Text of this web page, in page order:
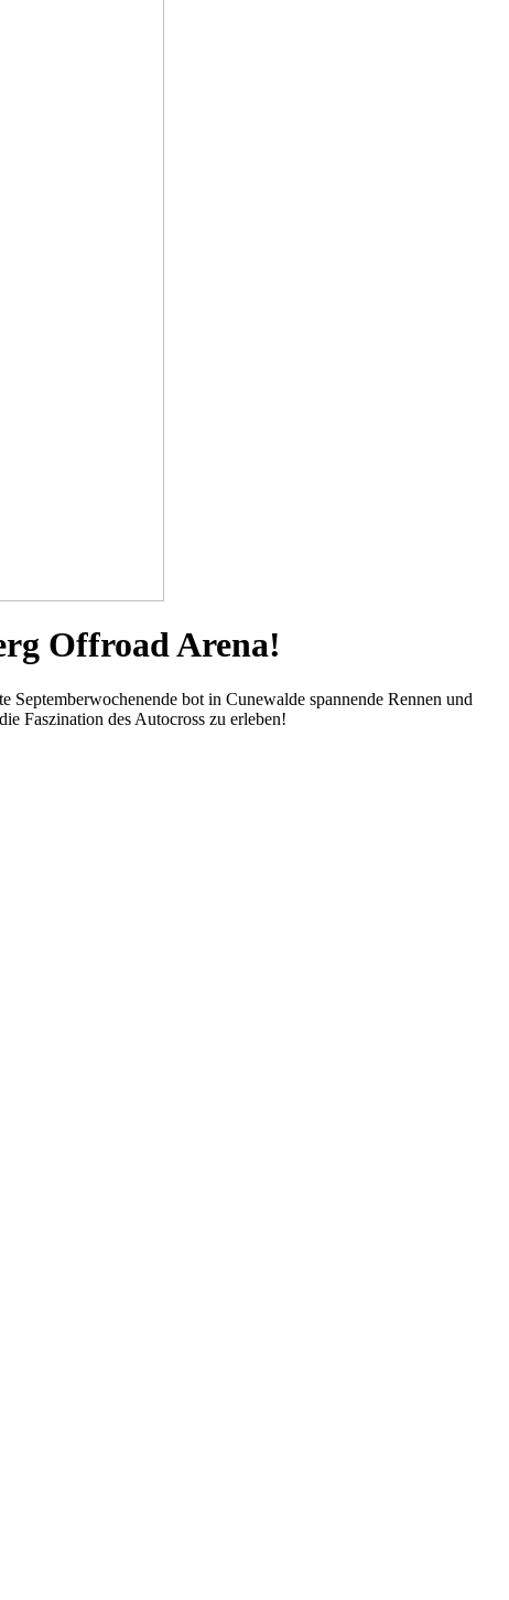
Offroad Arena!
bot in Cunewalde spannende Rennen und
Faszination des Autocross zu erleben!